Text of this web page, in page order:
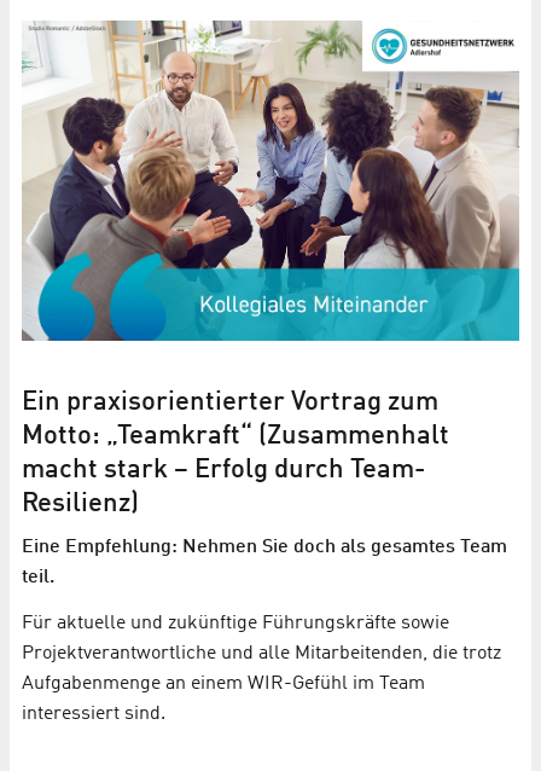
Ein praxisorientierter Vortrag zum
Motto: „Teamkraft“ (Zusammenhalt
macht stark – Erfolg durch Team-
Resilienz)
Eine Empfehlung: Nehmen Sie doch als gesamtes Team
teil.
Für aktuelle und zukünftige Führungskräfte sowie
Projektverantwortliche und alle Mitarbeitenden, die trotz
Aufgabenmenge an einem WIR-Gefühl im Team
interessiert sind.